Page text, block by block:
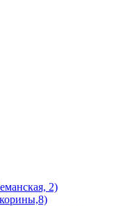
2)